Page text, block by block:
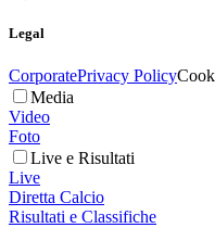
Legal
CorporatePrivacy Policy
Media
Video
Foto
Live e Risultati
Live
Diretta Calcio
Risultati e Classifiche